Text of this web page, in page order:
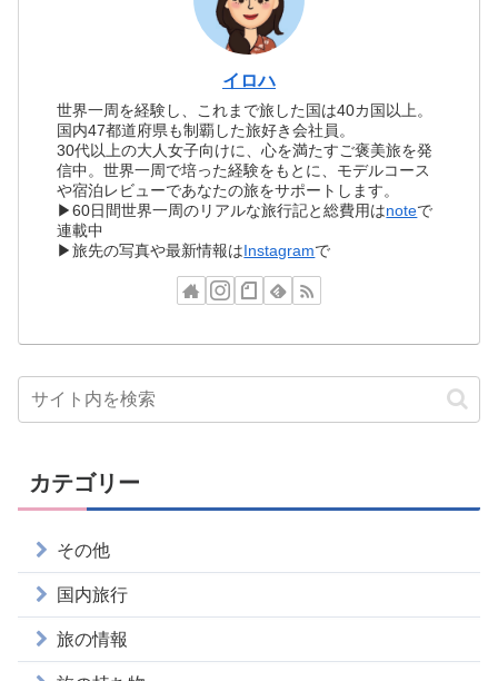
イロハ
世界一周を経験し、これまで旅した国は40カ国以上。
国内47都道府県も制覇した旅好き会社員。
30代以上の大人女子向けに、心を満たすご褒美旅を発
信中。世界一周で培った経験をもとに、モデルコース
や宿泊レビューであなたの旅をサポートします。
▶60日間世界一周のリアルな旅行記と総費用はnoteで
連載中
▶旅先の写真や最新情報はInstagramで
カテゴリー
その他
国内旅行
旅の情報